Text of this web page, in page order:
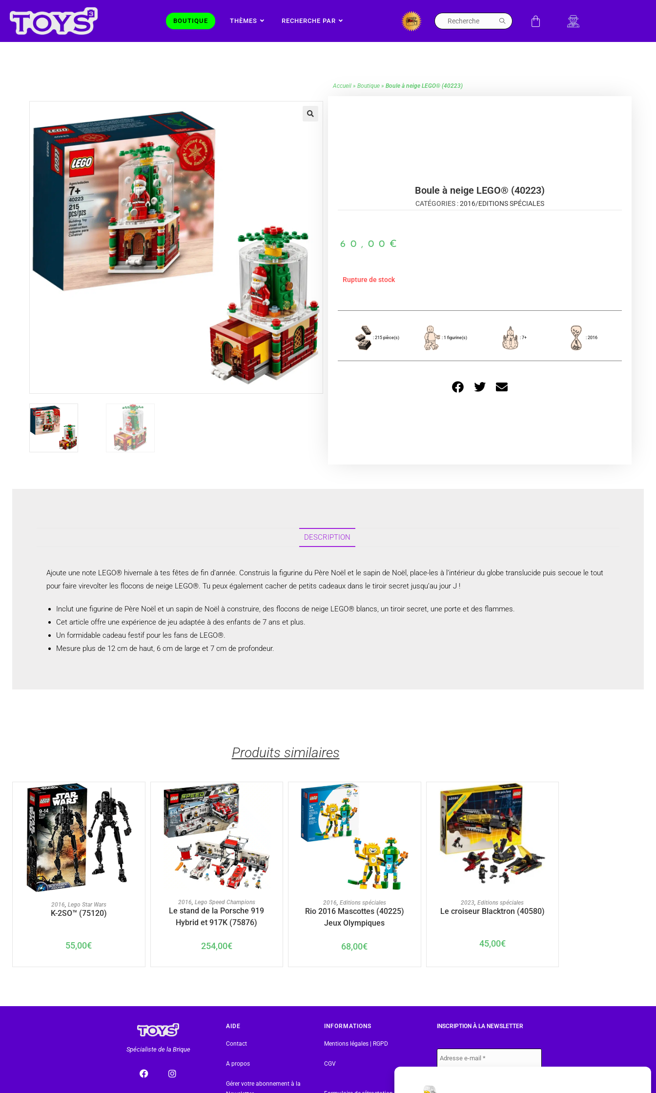
BOUTIQUE THÈMES RECHERCHE PAR
Accueil » Boutique » Boule à neige LEGO® (40223)
Boule à neige LEGO® (40223)
CATÉGORIES :2016/EDITIONS SPÉCIALES
60,00 €
Rupture de stock
: 215 pièce(s) : 1 figurine(s) : 7+ : 2016
DESCRIPTION
Ajoute une note LEGO® hivernale à tes fêtes de fin d’année. Construis la figurine du Père Noël et le sapin de Noël, place-les à l’intérieur du globe translucide puis secoue le tout
pour faire virevolter les flocons de neige LEGO®. Tu peux également cacher de petits cadeaux dans le tiroir secret jusqu’au jour J !
Inclut une figurine de Père Noël et un sapin de Noël à construire, des flocons de neige LEGO® blancs, un tiroir secret, une porte et des flammes.
Cet article offre une expérience de jeu adaptée à des enfants de 7 ans et plus.
Un formidable cadeau festif pour les fans de LEGO®.
Mesure plus de 12 cm de haut, 6 cm de large et 7 cm de profondeur.
Produits similaires
AJOUTER AU PANIER
2016 Lego Star Wars
K-2SO™ (75120)
55,00€
AJOUTER AU PANIER
2016 Lego Speed Champions
Le stand de la Porsche 919
Hybrid et 917K (75876)
254,00€
AJOUTER AU PANIER
2016, Editions spéciales
Rio 2016 Mascottes (40225)
Jeux Olympiques
68,00€
AJOUTER AU PANIER
2023,Editions spéciales
Le croiseur Blacktron (40580)
45,00€
Spécialiste de la Brique
AIDE
Contact
A propos
Gérer votre abonnement à la
INFORMATIONS
Mentions légales | RGPD
CGV
INSCRIPTION À LA NEWSLETTER